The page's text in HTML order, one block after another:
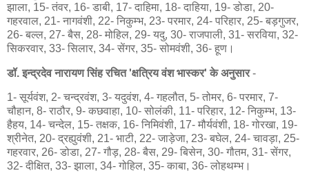
झाला, 15- तंवर, 16- डाबी, 17- दाहिमा, 18- दाहिया, 19- डोडा, 20-
गहरवाल, 21- नागवंशी, 22- निकुम्भ, 23- परमार, 24- परिहार, 25- बड़गुजर,
26- बल्ल, 27- बैस, 28- मोहिल, 29- यदु, 30- राजपाली, 31- सरविया, 32-
सिकरवार, 33- सिलार, 34- सेंगर, 35- सोमवंशी, 36- हूण।
डॉ. इन्द्रदेव नारायण सिंह रचित 'क्षत्रिय वंश भास्कर' के अनुसार-
1- सूर्यवंश, 2- चन्द्रवंश, 3- यदुवंश, 4- गहलौत, 5- तोमर, 6- परमार, 7-
चौहान, 8- राठौर, 9- कछवाहा, 10- सोलंकी, 11- परिहार, 12- निकुम्भ, 13-
हैहय, 14- चन्देल, 15- तक्षक, 16- निमिवंशी, 17- मौर्यवंशी, 18- गोरखा, 19-
श्रीनेत, 20- द्रह्युवंशी, 21- भाटी, 22- जाड़ेजा, 23- बघेल, 24- चावड़ा, 25-
गहरवार, 26- डोडा, 27- गौड़, 28- बैस, 29- बिसेन, 30- गौतम, 31- सेंगर,
32- दीक्षित, 33- झाला, 34- गोहिल, 35- काबा, 36- लोहथम्भ।